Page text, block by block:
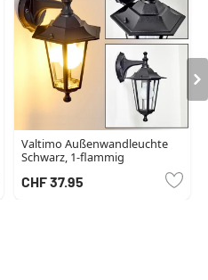
Valtimo Außenwandleuchte
Schwarz, 1-flammig
CHF 37.95